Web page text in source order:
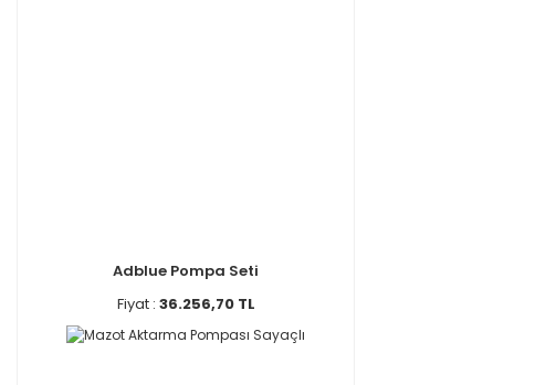
Adblue Pompa Seti
Fiyat : 36.256,70 TL